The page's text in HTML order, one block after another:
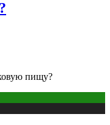
пищу?